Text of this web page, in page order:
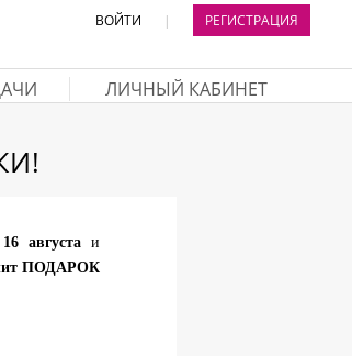
ВОЙТИ | РЕГИСТРАЦИЯ
ЛИЧНЫЙ КАБИНЕТ
августаи
ПОДАРОК